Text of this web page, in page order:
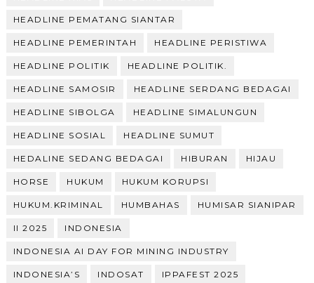
HEADLINE PEMATANG SIANTAR
HEADLINE PEMERINTAH HEADLINE PERISTIWA
HEADLINE POLITIK HEADLINE POLITIK.
HEADLINE SAMOSIR HEADLINE SERDANG BEDAGAI
HEADLINE SIBOLGA HEADLINE SIMALUNGUN
HEADLINE SOSIAL HEADLINE SUMUT
HEDALINE SEDANG BEDAGAI HIBURAN HIJAU
HORSE HUKUM HUKUM KORUPSI
HUKUM.KRIMINAL HUMBAHAS HUMISAR SIANIPAR
II 2025 INDONESIA
INDONESIA AI DAY FOR MINING INDUSTRY
INDONESIA’S INDOSAT IPPAFEST 2025